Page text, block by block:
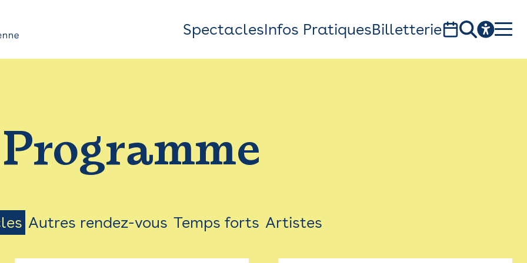
Top
Bar
Menu
SpectaclesInfos PratiquesBilletterie
1, av. du Chateau d'eau - 31300 Toulouse
Programme
Autres rendez-vous Temps forts Artistes